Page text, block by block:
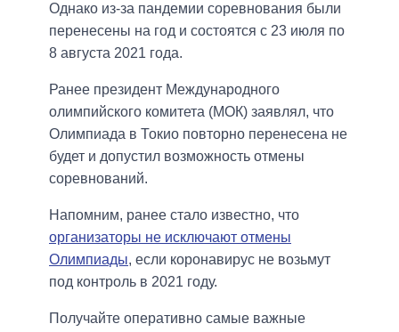
Однако из-за пандемии соревнования были
перенесены на год и состоятся с 23 июля по
8 августа 2021 года.
Ранее президент Международного
олимпийского комитета (МОК) заявлял, что
Олимпиада в Токио повторно перенесена не
будет и допустил возможность отмены
соревнований.
Напомним, ранее стало известно, что
организаторы не исключают отмены
Олимпиады, если коронавирус не возьмут
под контроль в 2021 году.
Получайте оперативно самые важные